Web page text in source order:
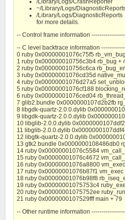
/Library/Logs/CrashReporter
~/Library/Logs/
/Library/Logs/DiagnosticReports
for more details.
-- Control frame information
-- C level backtrace information
0 ruby 0x00000001076c75f5
1 ruby 0x000000010756c3b4 rb_bug +
2 ruby 0x000000010756c6ca
3 ruby 0x00000001076cd35d
4 ruby 0x00000001076d27a5
5 ruby 0x00000001076cf188
6 ruby 0x00000001076ced04
7 glib2.bundle 0x0000000107d2b2fb
8 libgdk-quartz-2.0.0.dylib
9 libgdk-quartz-2.0.0.dylib
10 libglib-2.0.0.dylib
11 libglib-2.0.0.dylib
12 libgtk-quartz-2.0.0.dylib
13 gtk2.bundle 0x0000000108486db0
14 ruby 0x00000001076c5584
15 ruby 0x00000001076c4672
16 ruby 0x00000001076a8800
17 ruby 0x00000001076b87f1 vm_exec
18 ruby 0x00000001076b98f8
19 ruby 0x00000001075753c4
20 ruby 0x00000001075752ee
21 ruby 0x0000000107529fff main + 79
-- Other runtime information